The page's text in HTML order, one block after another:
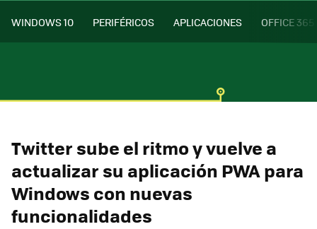
WINDOWS 10 PERIFÉRICOS APLICACIONES OFFICE 365
Twitter sube el ritmo y vuelve a
actualizar su aplicación PWA para
Windows con nuevas
funcionalidades